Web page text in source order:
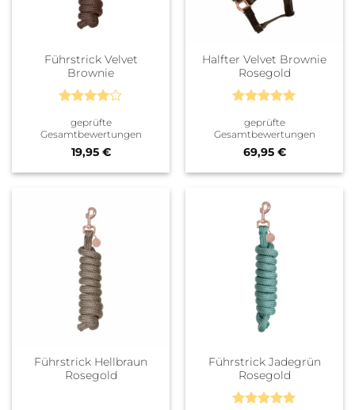
Führstrick Velvet
Brownie
mit4
von 5
geprüfte
Gesamtbewertungen
19,95 €
Halfter Velvet Brownie
Rosegold
mit5von
5
geprüfte
Gesamtbewertungen
69,95 €
Führstrick Hellbraun
Rosegold
Führstrick Jadegrün
Rosegold